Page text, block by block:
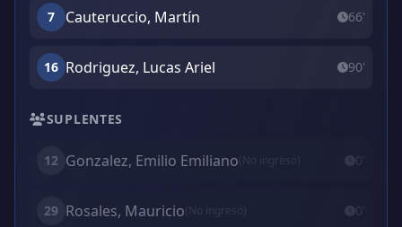
7 Cauteruccio, Martín 66'
16 Rodriguez, Lucas Ariel 90'
SUPLENTES
12 Gonzalez, Emilio Emiliano(No ingresó) 0'
29 Rosales, Mauricio(No ingresó) 0'